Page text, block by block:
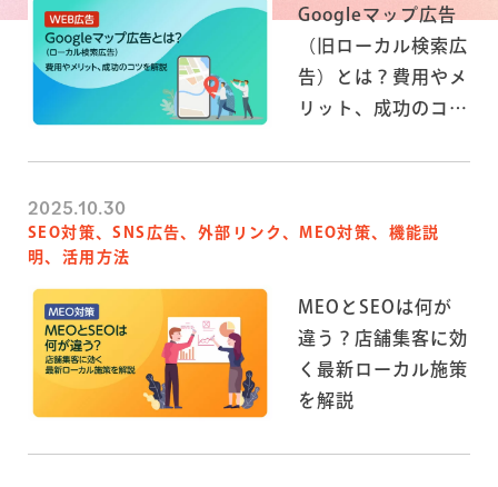
Googleマップ広告
（旧ローカル検索広
告）とは？費用やメ
リット、成功のコツ
2025.10.30
SEO対策、SNS広告、外部リンク、MEO対策、機能説
明、活用方法
MEOとSEOは何が
違う？店舗集客に効
く最新ローカル施策
を解説